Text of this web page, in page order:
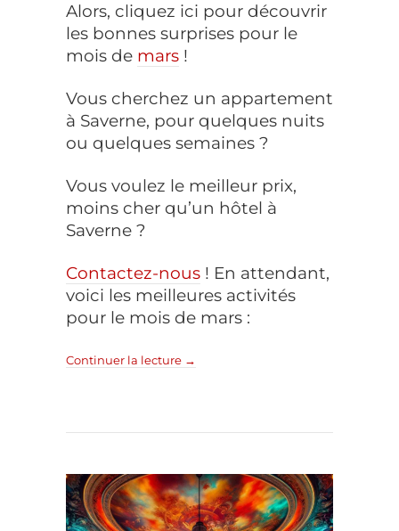
Alors, cliquez ici pour découvrir
les bonnes surprises pour le
mois de mars !
Vous cherchez un appartement
à Saverne, pour quelques nuits
ou quelques semaines ?
Vous voulez le meilleur prix,
moins cher qu’un hôtel à
Saverne ?
Contactez-nous ! En attendant,
voici les meilleures activités
pour le mois de mars :
Continuer la lecture →